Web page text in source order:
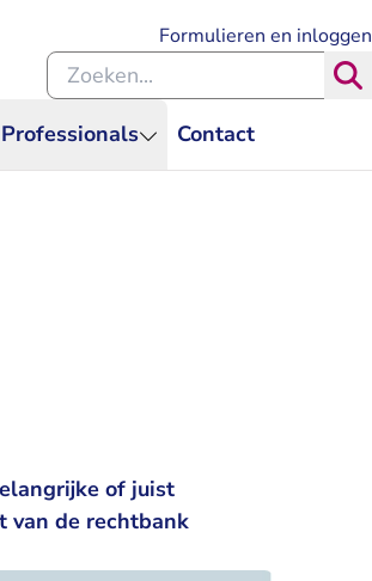
Professionals Contact
Formulieren en inloggen
Zoeken binnen de Rechtspraak
of juist
van de rechtbank